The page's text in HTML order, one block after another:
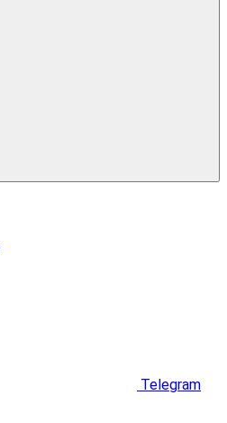
Telegram